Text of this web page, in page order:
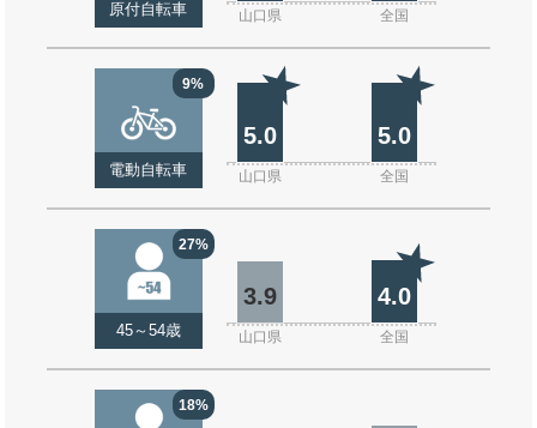
原付自転車 山口県 全国
9%
電動自転車
5.0 5.0
山口県 全国
27%
45～54歳
3.9 4.0
山口県 全国
18%